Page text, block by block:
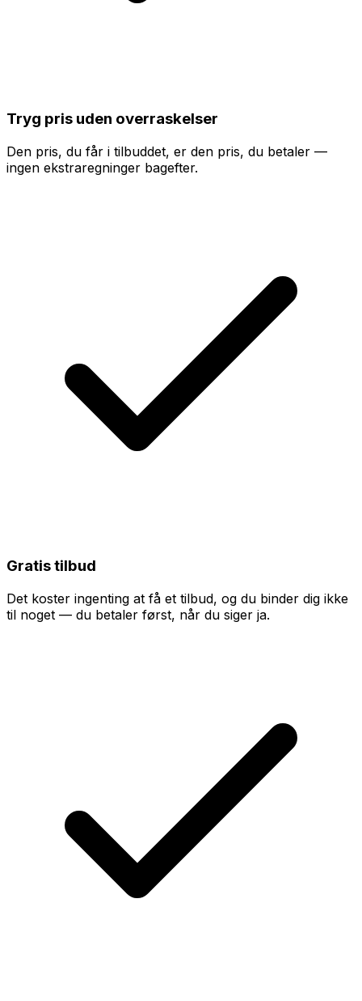
Tryg pris uden overraskelser
Den pris, du får i tilbuddet, er den pris, du betaler —
ingen ekstraregninger bagefter.
Gratis tilbud
Det koster ingenting at få et tilbud, og du binder dig ikke
til noget — du betaler først, når du siger ja.